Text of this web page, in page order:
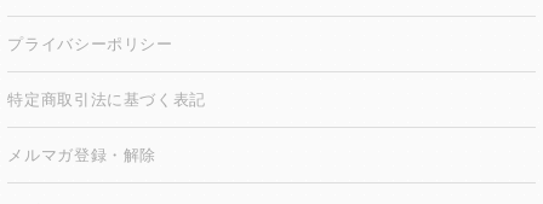
プライバシーポリシー
特定商取引法に基づく表記
メルマガ登録・解除